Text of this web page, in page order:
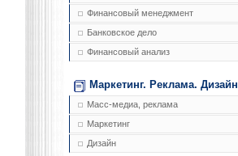
Финансовый менеджмент
Банковское дело
Финансовый анализ
Маркетинг. Реклама. Дизайн
Масс-медиа, реклама
Маркетинг
Дизайн